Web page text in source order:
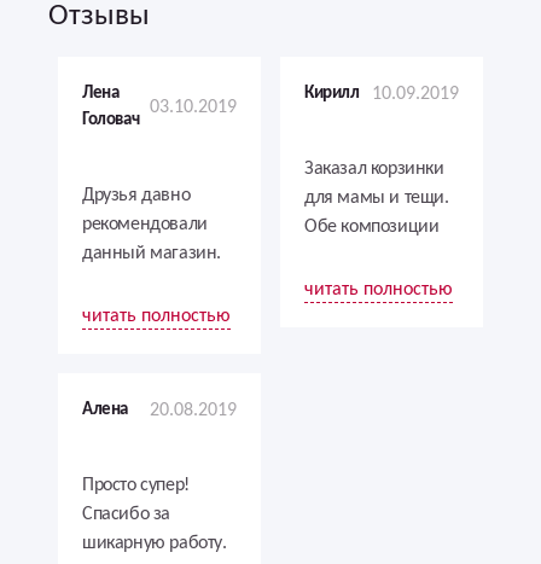
Отзывы
Лена
Головач
03.10.2019
Друзья давно
рекомендовали
данный магазин.
очень быстрая
высокого качества.
удивлена.Однозначно
рекомендую!
читать полностью
Кирилл 10.09.2019
Заказал корзинки
для мамы и тещи.
Обе композиции
выполнены,
читать полностью
Алена 20.08.2019
Просто супер!
Спасибо за
шикарную работу.